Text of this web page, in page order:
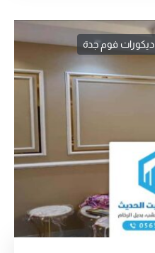
ديكورات فوم جدة